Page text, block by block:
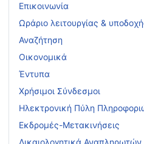
Επικοινωνία
Ωράριο λειτουργίας &
Αναζήτηση
Οικονομικά
Έντυπα
Χρήσιμοι Σύνδεσμοι
Ηλεκτρονική Πύλη
Εκδρομές-Μετακινήσεις
Δικαιολογητικά Αναπληρωτών